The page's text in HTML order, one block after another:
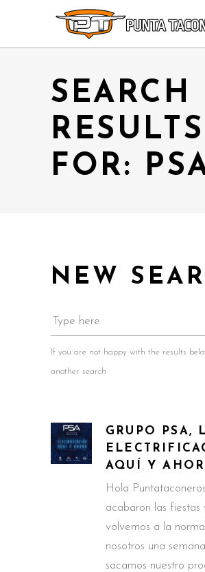
SEARCH
RESULTS
FOR:
NEW
If you are not happy with the results
another search
GRUPO PSA,
AQUÍ Y
Hola
acabaron las fiestas
volvemos a la
nosotros una
sacamos nuestro